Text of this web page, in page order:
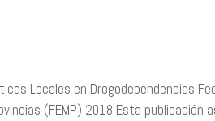
Locales en Drogodependencias
(FEMP) 2018 Esta publicación